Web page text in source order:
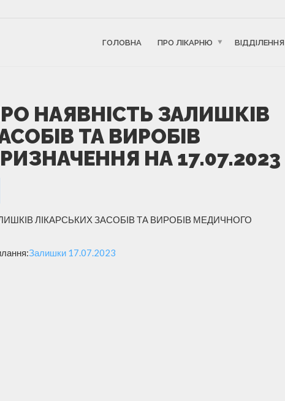
ГОЛОВНА ПРО ЛІКАРНЮ ВІДДІЛЕННЯ
НАЯВНІСТЬ ЗАЛИШКІВ
ТА ВИРОБІВ
НА 17.07.2023
ЛІКАРСЬКИХ ЗАСОБІВ ТА ВИРОБІВ МЕДИЧНОГО
Залишки 17.07.2023